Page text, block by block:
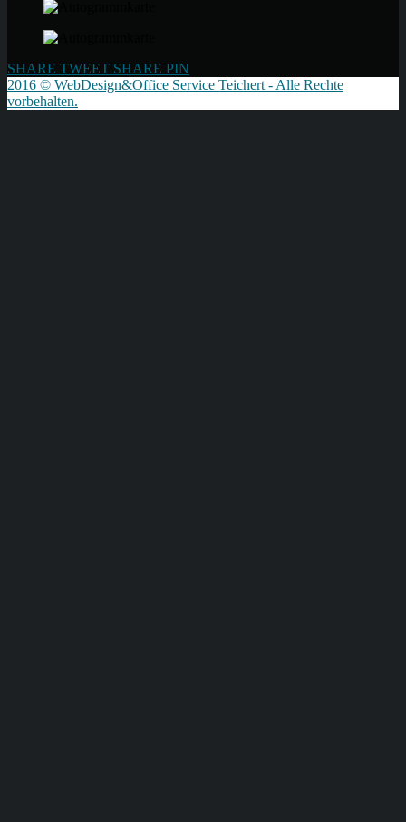
SHARE TWEET SHARE PIN
2016 © WebDesign&Office Service Teichert - Alle Rechte
vorbehalten.